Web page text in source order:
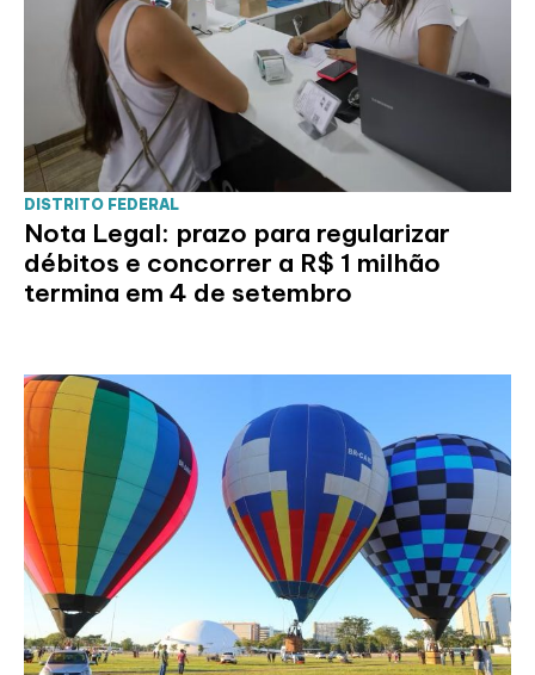
DISTRITO FEDERAL
Nota Legal: prazo para regularizar
débitos e concorrer a R$ 1 milhão
termina em 4 de setembro